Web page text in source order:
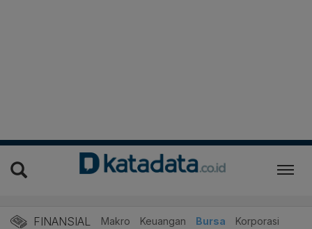
FINANSIAL Makro Keuangan Bursa Korporasi